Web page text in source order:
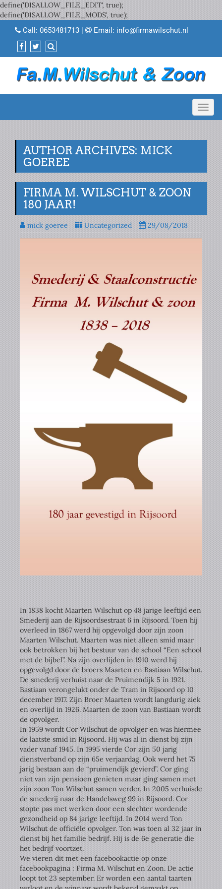
define('DISALLOW_FILE_EDIT', true);
define('DISALLOW_FILE_MODS', true);
Call: 0653481713 | Email: info@firmawilschut.nl
AUTHOR ARCHIVES: MICK
GOEREE
FIRMA M. WILSCHUT & ZOON
180 JAAR!
mick goeree Uncategorized 29/08/2018
In 1838 kocht Maarten Wilschut op 48 jarige leeftijd een
Smederij aan de Rijsoordsestraat 6 in Rijsoord. Toen hij
overleed in 1867 werd hij opgevolgd door zijn zoon
Maarten Wilschut. Maarten was niet alleen smid maar
ook betrokken bij het bestuur van de school “Een school
met de bijbel”. Na zijn overlijden in 1910 werd hij
opgevolgd door de broers Maarten en Bastiaan Wilschut.
De smederij verhuist naar de Pruimendijk 5 in 1921.
Bastiaan verongelukt onder de Tram in Rijsoord op 10
december 1917. Zijn Broer Maarten wordt langdurig ziek
en overlijd in 1926. Maarten de zoon van Bastiaan wordt
de opvolger.
In 1959 wordt Cor Wilschut de opvolger en was hiermee
de laatste smid in Rijsoord. Hij was al in dienst bij zijn
vader vanaf 1945. In 1995 vierde Cor zijn 50 jarig
dienstverband op zijn 65e verjaardag. Ook werd het 75
jarig bestaan aan de “pruimendijk gevierd”. Cor ging
niet van zijn pensioen genieten maar ging samen met
zijn zoon Ton Wilschut samen verder. In 2005 verhuisde
de smederij naar de Handelsweg 99 in Rijsoord. Cor
stopte pas met werken door een slechter wordende
gezondheid op 84 jarige leeftijd. In 2014 werd Ton
Wilschut de officiële opvolger. Ton was toen al 32 jaar in
dienst bij het familie bedrijf. Hij is de 6e generatie die
het bedrijf voortzet.
We vieren dit met een facebookactie op onze
facebookpagina : Firma M. Wilschut en Zoon. De actie
loopt tot 23 september. Er worden een aantal taarten